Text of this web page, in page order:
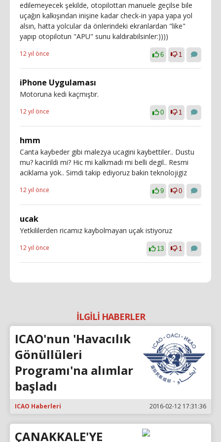
edilemeyecek şekilde, otopilottan manuele geçilse bile
uçağın kalkışından inişine kadar check-in yapa yapa yol
alsın, hatta yolcular da önlerindeki ekranlardan "like"
yapıp otopilotun "APU" sunu kaldırabilsinler:))))
12 yıl önce 6 1
iPhone Uygulaması
Motoruna kedi kaçmıştır.
12 yıl önce 0 1
hmm
Canta kaybeder gibi malezya ucagini kaybettiler.. Dustu
mu? kacirildi mi? Hic mi kalkmadi mi belli degil.. Resmi
aciklama yok.. Simdi takip ediyoruz bakin teknolojigiz
12 yıl önce 9 0
ucak
Yetkililerden ricamız kaybolmayan uçak istiyoruz
12 yıl önce 13 1
İLGİLİ HABERLER
ICAO'nun 'Havacılık
Gönüllüleri
Programı'na alımlar
başladı
ICAO Haberleri 2016-02-12 17:31:36
ÇANAKKALE'YE